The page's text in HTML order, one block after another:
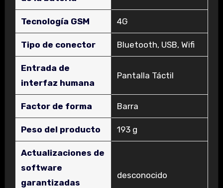
Tecnología GSM ‎4G
Tipo de conector ‎Bluetooth, USB, Wifi
Entrada de
interfaz humana
‎Pantalla Táctil
Factor de forma ‎Barra
Peso del producto ‎193 g
Actualizaciones de
software
garantizadas
‎desconocido